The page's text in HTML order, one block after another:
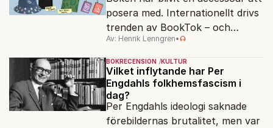
posera med. Internationellt drivs
trenden av BookTok – och
förlagen följer efter.
Av: Henrik Lenngren•
BOKRECENSION KULTUR
Vilket inflytande har Per
Engdahls folkhemsfascism i
dag?
Per Engdahls ideologi saknade
förebildernas brutalitet, men var